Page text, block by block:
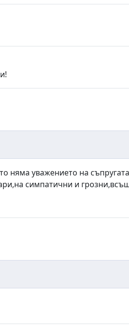
уважението на
симпатични и